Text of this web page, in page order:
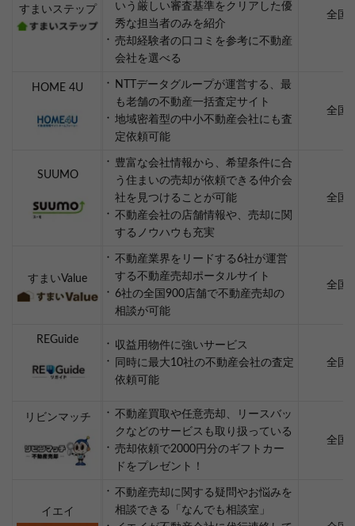
すまいステップ
いう厳しい審査基準をクリアした優
秀な担当者のみを紹介
売却経験者の口コミを参考に不動産
会社を選べる
全国
HOME 4U
NTTデータグループが運営する、最
も老舗の不動産一括査定サイト
地域密着型の中小不動産会社にも査
定依頼可能
全国
SUUMO
豊富な会社情報から、希望条件に合
う住まいの売却が依頼できる仲介会
社を見つけることが可能
不動産会社の店舗情報や、売却に関
するノウハウも充実
全国
すまいValue
不動産業界をリードする6社が運営
する不動産売却ポータルサイト
6社の全国900店舗で不動産売却の
相談が可能
全国
REGuide
収益用物件に強いサービス
同時に最大10社の不動産会社の査定
依頼可能
全国
リビンマッチ
不動産買取や任意売却、リースバッ
クなどのサービスも取り扱っている
売却依頼で2000円分のギフトカー
ドをプレゼント！
全国
イエイ
不動産売却に関する疑問やお悩みを
相談できる「なんでも相談室」